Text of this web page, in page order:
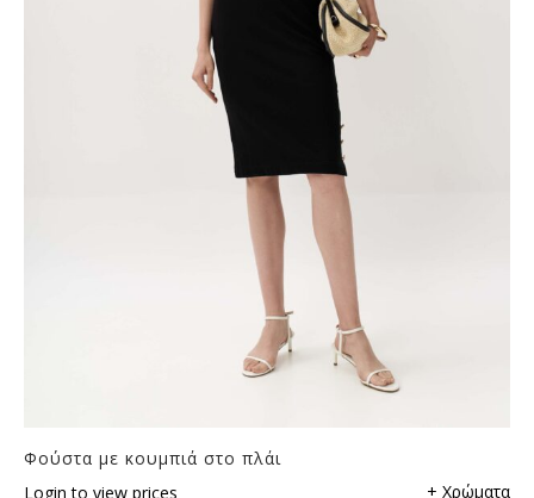
Φούστα με κουμπιά στο πλάι
Login to view prices
+ Χρώματα